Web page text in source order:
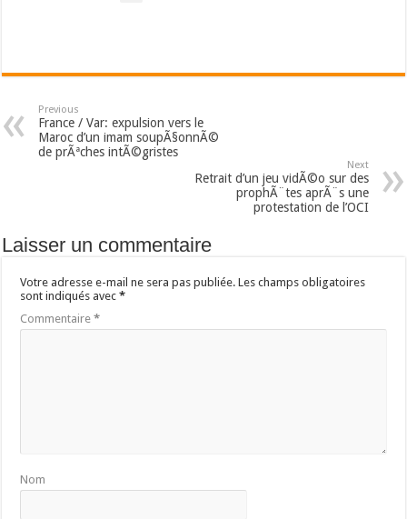
Previous
France / Var: expulsion vers le
Maroc d’un imam soupÃ§onnÃ©
de prÃªches intÃ©gristes
Next
Retrait d’un jeu vidÃ©o sur des
prophÃ¨tes aprÃ¨s une
protestation de l’OCI
Laisser un commentaire
Votre adresse e-mail ne sera pas publiée. Les champs obligatoires
sont indiqués avec*
Commentaire*
Nom